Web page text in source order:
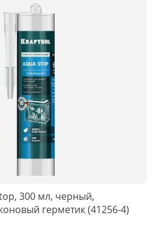
300 мл, черный,
герметик (41256-4)